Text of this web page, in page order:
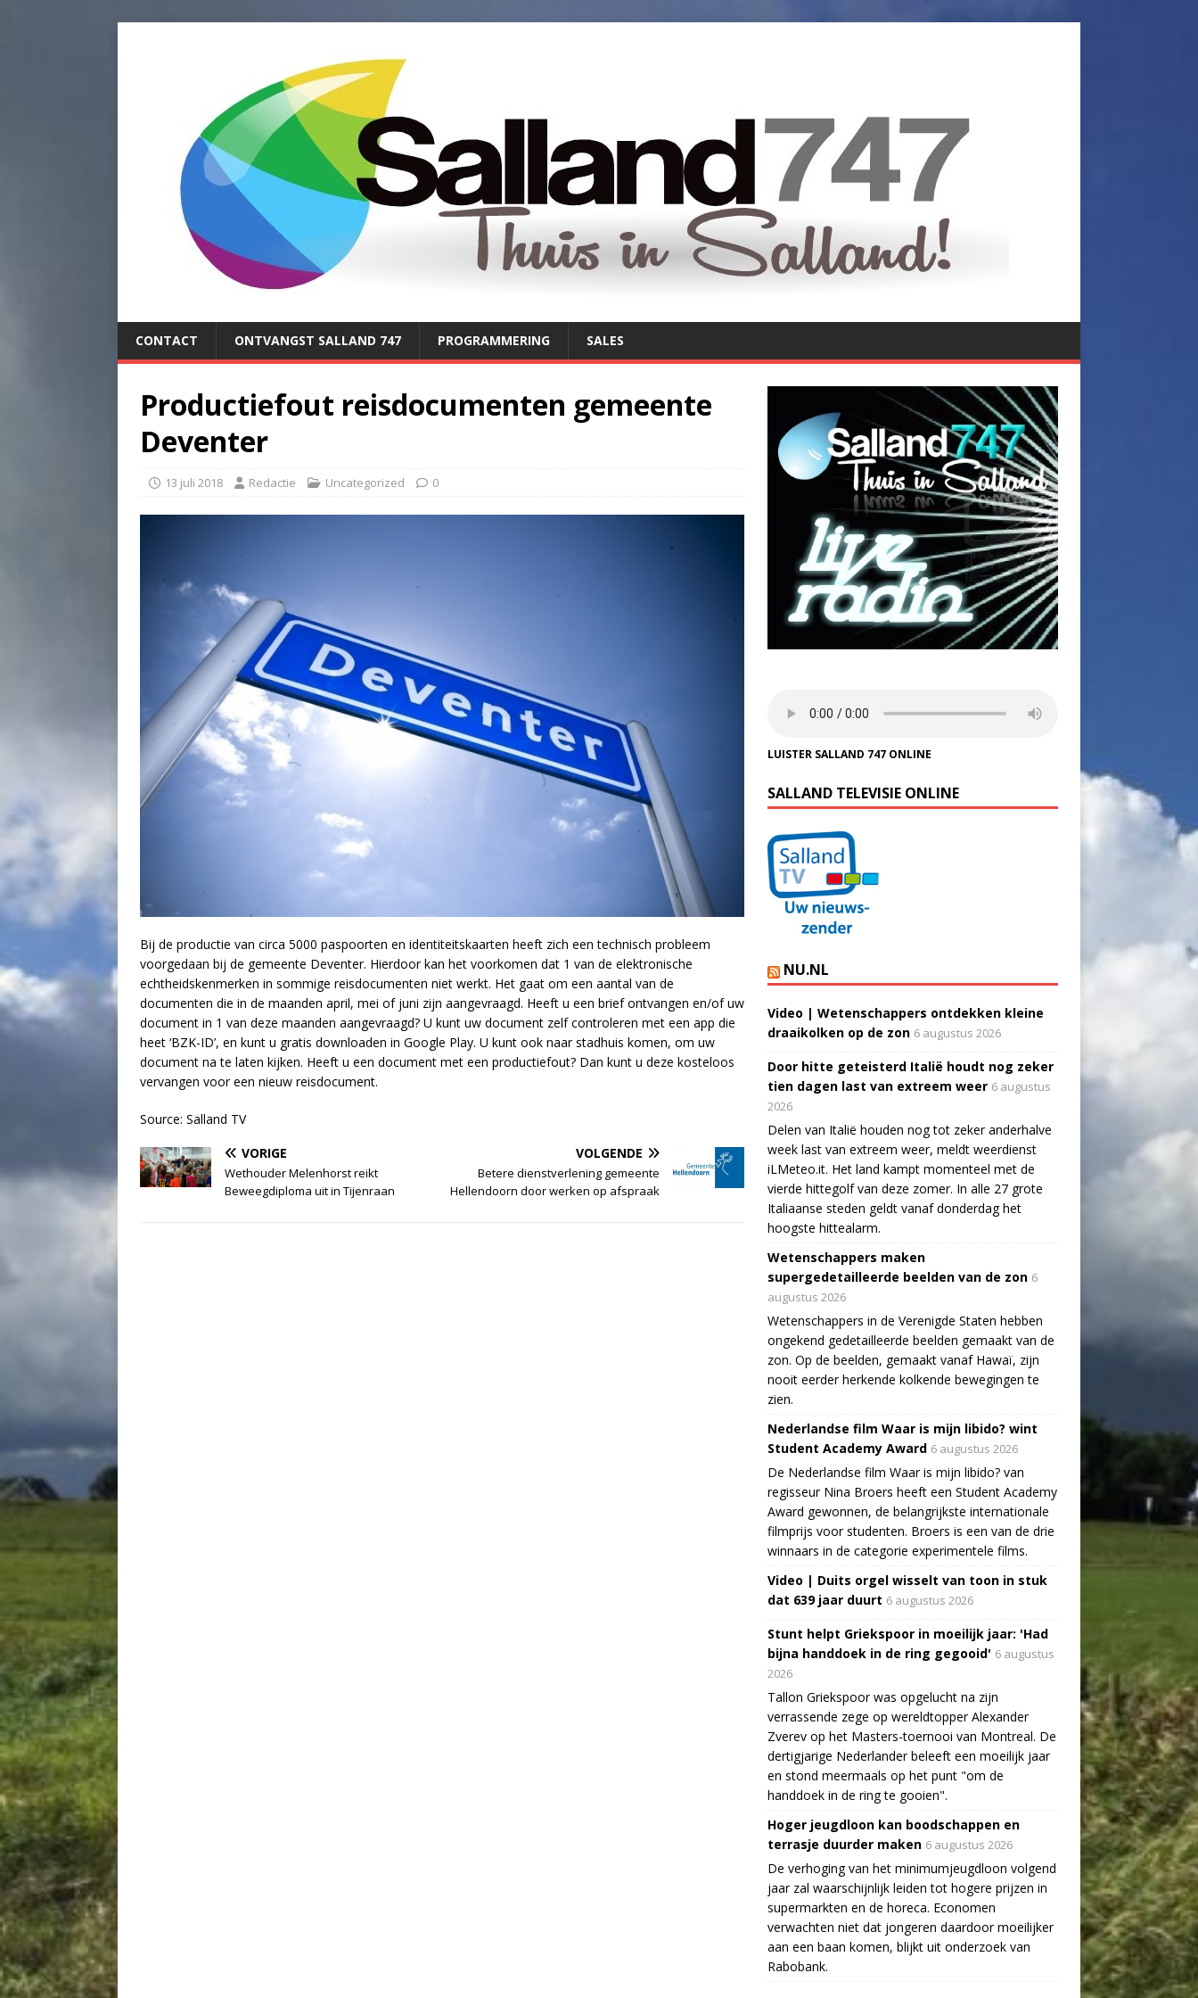
CONTACT ONTVANGST SALLAND 747 PROGRAMMERING SALES
Productiefout reisdocumenten gemeente
Deventer
13 juli 2018 Redactie Uncategorized 0
Bij de productie van circa 5000 paspoorten en identiteitskaarten heeft zich een technisch probleem
voorgedaan bij de gemeente Deventer. Hierdoor kan het voorkomen dat 1 van de elektronische
echtheidskenmerken in sommige reisdocumenten niet werkt. Het gaat om een aantal van de
documenten die in de maanden april, mei of juni zijn aangevraagd. Heeft u een brief ontvangen en/of uw
document in 1 van deze maanden aangevraagd? U kunt uw document zelf controleren met een app die
heet ‘BZK-ID’, en kunt u gratis downloaden in Google Play. U kunt ook naar stadhuis komen, om uw
document na te laten kijken. Heeft u een document met een productiefout? Dan kunt u deze kosteloos
vervangen voor een nieuw reisdocument.
Source: Salland TV
VORIGE
Wethouder Melenhorst reikt
Beweegdiploma uit in Tijenraan
VOLGENDE
Betere dienstverlening gemeente
Hellendoorn door werken op afspraak
LUISTER SALLAND 747 ONLINE
SALLAND TELEVISIE ONLINE
NU.NL
Video | Wetenschappers ontdekken kleine
draaikolken op de zon 6 augustus 2026
Door hitte geteisterd Italië houdt nog zeker
tien dagen last van extreem weer 6 augustus
2026
Delen van Italië houden nog tot zeker anderhalve
week last van extreem weer, meldt weerdienst
iLMeteo.it. Het land kampt momenteel met de
vierde hittegolf van deze zomer. In alle 27 grote
Italiaanse steden geldt vanaf donderdag het
hoogste hittealarm.
Wetenschappers maken
supergedetailleerde beelden van de zon 6
augustus 2026
Wetenschappers in de Verenigde Staten hebben
ongekend gedetailleerde beelden gemaakt van de
zon. Op de beelden, gemaakt vanaf Hawaï, zijn
nooit eerder herkende kolkende bewegingen te
zien.
Nederlandse film Waar is mijn libido? wint
Student Academy Award 6 augustus 2026
De Nederlandse film Waar is mijn libido? van
regisseur Nina Broers heeft een Student Academy
Award gewonnen, de belangrijkste internationale
filmprijs voor studenten. Broers is een van de drie
winnaars in de categorie experimentele films.
Video | Duits orgel wisselt van toon in stuk
dat 639 jaar duurt 6 augustus 2026
Stunt helpt Griekspoor in moeilijk jaar: 'Had
bijna handdoek in de ring gegooid' 6 augustus
2026
Tallon Griekspoor was opgelucht na zijn
verrassende zege op wereldtopper Alexander
Zverev op het Masters-toernooi van Montreal. De
dertigjarige Nederlander beleeft een moeilijk jaar
en stond meermaals op het punt "om de
handdoek in de ring te gooien".
Hoger jeugdloon kan boodschappen en
terrasje duurder maken 6 augustus 2026
De verhoging van het minimumjeugdloon volgend
jaar zal waarschijnlijk leiden tot hogere prijzen in
supermarkten en de horeca. Economen
verwachten niet dat jongeren daardoor moeilijker
aan een baan komen, blijkt uit onderzoek van
Rabobank.